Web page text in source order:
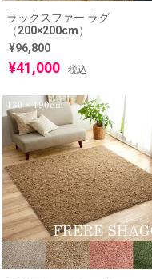
ラックスファー ラグ
（200×200cm）
¥96,800
¥41,000 税込